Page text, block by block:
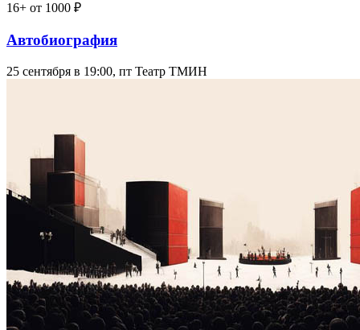
16+ от 1000 ₽
Автобиография
25 сентября в 19:00, пт Театр ТМИН